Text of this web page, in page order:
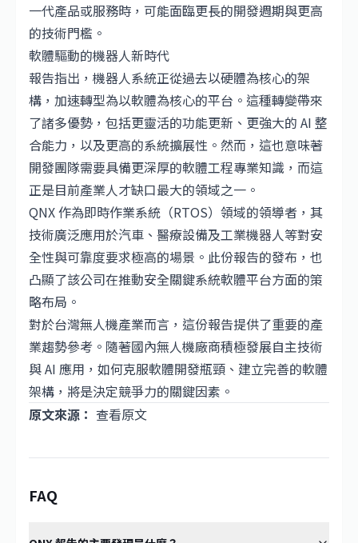
一代產品或服務時，可能面臨更長的開發週期與更高
的技術門檻。
軟體驅動的機器人新時代
報告指出，機器人系統正從過去以硬體為核心的架
構，加速轉型為以軟體為核心的平台。這種轉變帶來
了諸多優勢，包括更靈活的功能更新、更強大的 AI 整
合能力，以及更高的系統擴展性。然而，這也意味著
開發團隊需要具備更深厚的軟體工程專業知識，而這
正是目前產業人才缺口最大的領域之一。
QNX 作為即時作業系統（RTOS）領域的領導者，其
技術廣泛應用於汽車、醫療設備及工業機器人等對安
全性與可靠度要求極高的場景。此份報告的發布，也
凸顯了該公司在推動安全關鍵系統軟體平台方面的策
略布局。
對於台灣無人機產業而言，這份報告提供了重要的產
業趨勢參考。隨著國內無人機廠商積極發展自主技術
與 AI 應用，如何克服軟體開發瓶頸、建立完善的軟體
架構，將是決定競爭力的關鍵因素。
原文來源： 查看原文
FAQ